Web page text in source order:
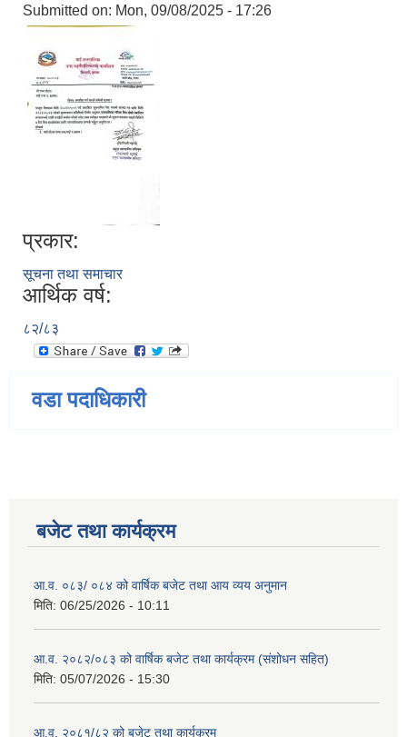
Submitted on: Mon, 09/08/2025 - 17:26
प्रकार:
सूचना तथा समाचार
आर्थिक वर्ष:
८२/८३
वडा पदाधिकारी
बजेट तथा कार्यक्रम
आ.व. ०८३/ ०८४ को वार्षिक बजेट तथा आय व्यय अनुमान
मिति: 06/25/2026 - 10:11
आ.व. २०८२/०८३ को वार्षिक बजेट तथा कार्यक्रम (संशोधन सहित)
मिति: 05/07/2026 - 15:30
आ.व. २०८१/८२ को बजेट तथा कार्यक्रम